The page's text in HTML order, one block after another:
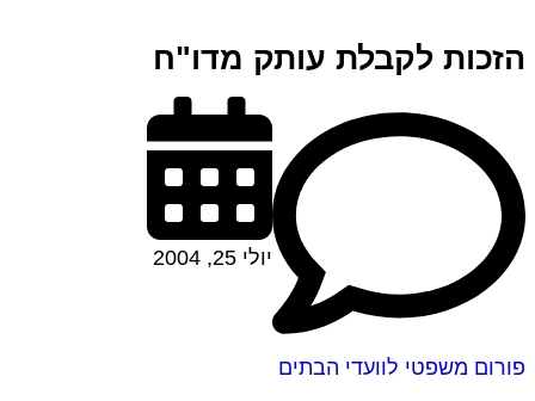
הזכות לקבלת עותק מדו"ח
פורום משפטי לוועדי הבתים
יולי 25, 2004